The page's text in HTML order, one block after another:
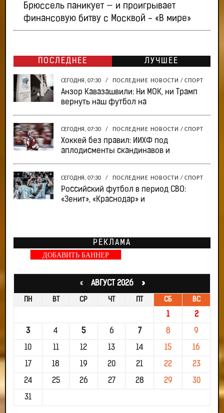
Брюссель паникует — и проигрывает
финансовую битву с Москвой - «В мире»
ПОСЛЕДНЕЕ ЛУЧШЕЕ
СЕГОДНЯ, 07:30 / ПОСЛЕДНИЕ НОВОСТИ / СПОРТ
Анзор Кавазашвили: Ни МОК, ни Трамп
вернуть наш футбол на
СЕГОДНЯ, 07:30 / ПОСЛЕДНИЕ НОВОСТИ / СПОРТ
Хоккей без правил: ИИХФ под
аплодисменты скандинавов и
СЕГОДНЯ, 07:30 / ПОСЛЕДНИЕ НОВОСТИ / СПОРТ
Российский футбол в период СВО:
«Зенит», «Краснодар» и
РЕКЛАМА
ДОБАВИТЬ БАННЕР
«АВГУСТ 2026 »
ПН ВТ СР ЧТ ПТ СБ ВС
1 2
3 4 5 6 7 8 9
10 11 12 13 14 15 16
17 18 19 20 21 22 23
24 25 26 27 28 29 30
31